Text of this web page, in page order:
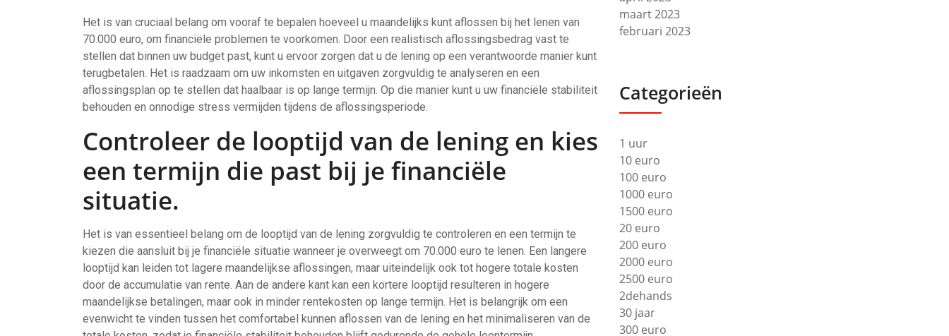
Het is van cruciaal belang om vooraf te bepalen hoeveel u maandelijks kunt aflossen bij het lenen van
70.000 euro, om financiële problemen te voorkomen. Door een realistisch aflossingsbedrag vast te
stellen dat binnen uw budget past, kunt u ervoor zorgen dat u de lening op een verantwoorde manier kunt
terugbetalen. Het is raadzaam om uw inkomsten en uitgaven zorgvuldig te analyseren en een
aflossingsplan op te stellen dat haalbaar is op lange termijn. Op die manier kunt u uw financiële stabiliteit
behouden en onnodige stress vermijden tijdens de aflossingsperiode.
Controleer de looptijd van de lening en kies
een termijn die past bij je financiële
situatie.
Het is van essentieel belang om de looptijd van de lening zorgvuldig te controleren en een termijn te
kiezen die aansluit bij je financiële situatie wanneer je overweegt om 70.000 euro te lenen. Een langere
looptijd kan leiden tot lagere maandelijkse aflossingen, maar uiteindelijk ook tot hogere totale kosten
door de accumulatie van rente. Aan de andere kant kan een kortere looptijd resulteren in hogere
maandelijkse betalingen, maar ook in minder rentekosten op lange termijn. Het is belangrijk om een
evenwicht te vinden tussen het comfortabel kunnen aflossen van de lening en het minimaliseren van de
maart 2023
februari 2023
Categorieën
1 uur
10 euro
100 euro
1000 euro
1500 euro
20 euro
200 euro
2000 euro
2500 euro
2dehands
30 jaar
300 euro